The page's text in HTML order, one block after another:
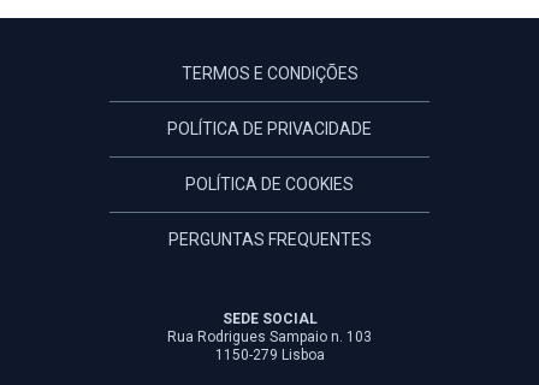
TERMOS E CONDIÇÕES
POLÍTICA DE PRIVACIDADE
POLÍTICA DE COOKIES
PERGUNTAS FREQUENTES
SEDE SOCIAL
Rua Rodrigues Sampaio n. 103
1150-279 Lisboa